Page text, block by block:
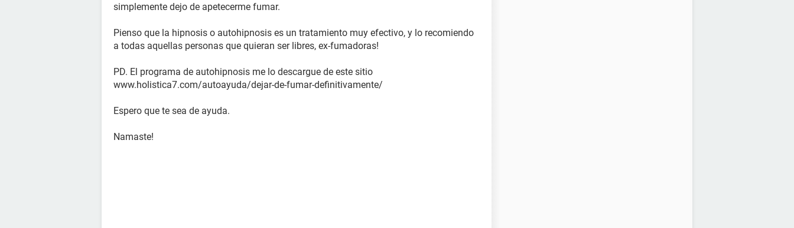
simplemente dejo de apetecerme fumar.
Pienso que la hipnosis o autohipnosis es un tratamiento muy efectivo, y lo recomiendo
a todas aquellas personas que quieran ser libres, ex-fumadoras!
PD. El programa de autohipnosis me lo descargue de este sitio
www.holistica7.com/autoayuda/dejar-de-fumar-definitivamente/
Espero que te sea de ayuda.
Namaste!